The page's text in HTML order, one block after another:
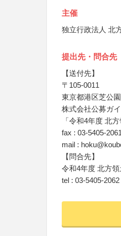
主催
独立行政法人 北
提出先・問合先
【送付先】
〒105-0011
東京都港区芝公
株式会社公募ガ
「令和4年度 北
fax : 03-5405-2061
mail :
【問合先】
令和4年度 北方
tel : 03-5405-2062